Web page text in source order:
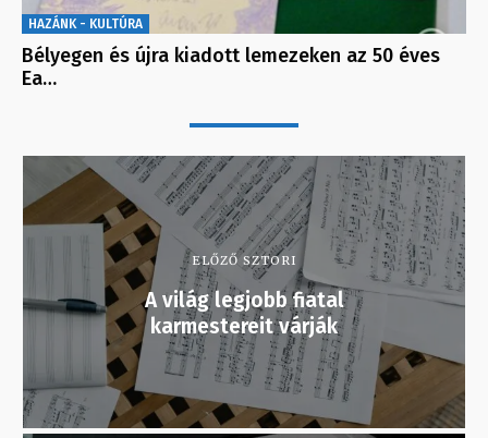
HAZÁNK - KULTÚRA
Bélyegen és újra kiadott lemezeken az 50 éves
Ea…
ELŐZŐ SZTORI
A világ legjobb fiatal
karmestereit várják